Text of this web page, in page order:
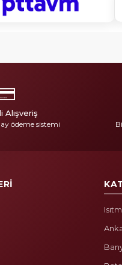
Alışveriş
ödeme sistemi